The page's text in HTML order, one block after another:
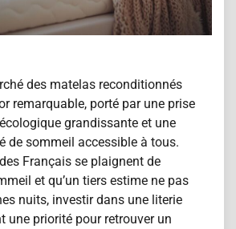
des matelas reconditionn​és
remarquable, porté par une prise
grandissante et une
de sommeil accessible à tous.
Français se plaignent de
et qu’un tiers estime ne pas
nuits, investir dans une literie
une priorité pour retrouver un